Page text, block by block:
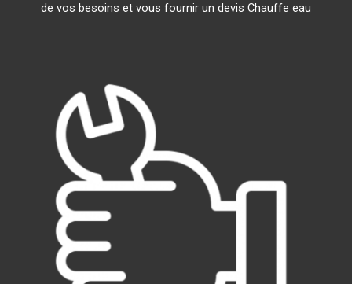
de vos besoins et vous fournir un devis Chauffe eau